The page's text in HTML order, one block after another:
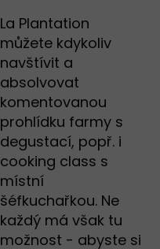
La Plantation
můžete kdykoliv
navštívit a
absolvovat
komentovanou
prohlídku farmy s
degustací, popř. i
cooking class s
místní
šéfkuchařkou. Ne
každý má však tu
možnost - abyste si